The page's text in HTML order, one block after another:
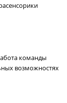
команды
возможностях